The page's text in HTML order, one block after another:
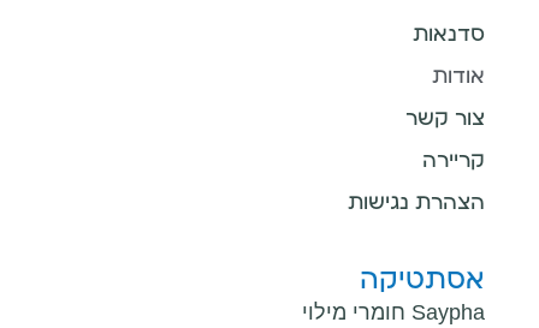
סדנאות
אודות
צור קשר
קריירה
הצהרת נגישות
אסתטיקה
Saypha חומרי מילוי